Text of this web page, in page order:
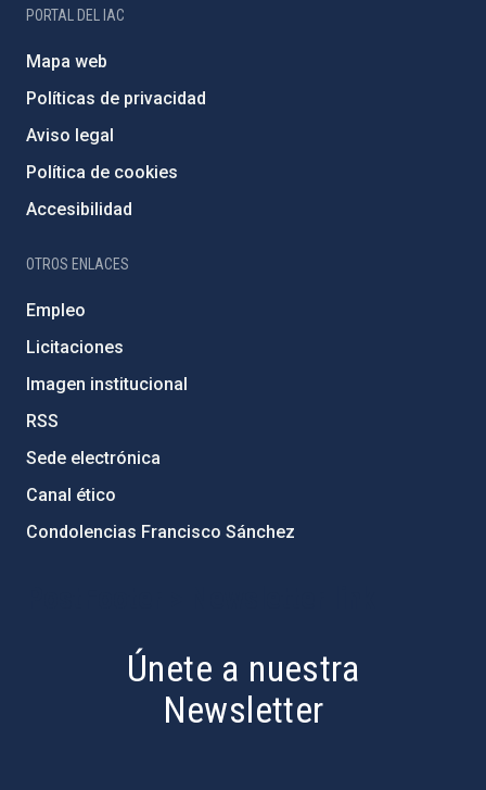
PORTAL DEL IAC
Mapa web
Políticas de privacidad
Aviso legal
Política de cookies
Accesibilidad
OTROS ENLACES
Empleo
Licitaciones
Imagen institucional
RSS
Sede electrónica
Canal ético
Condolencias Francisco Sánchez
Únete a nuestra
Newsletter